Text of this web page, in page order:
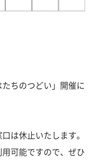
ちのつどい」開催に
は休止いたします。
可能ですので、ぜひ